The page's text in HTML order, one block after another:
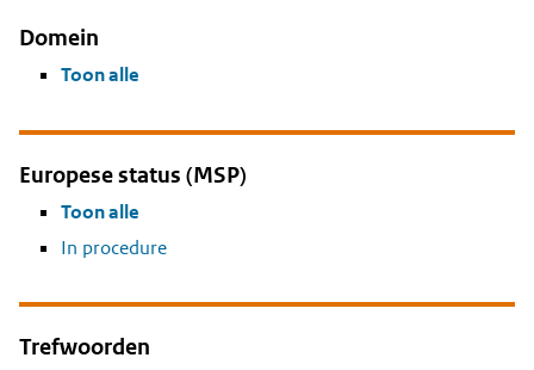
Domein
Toon alle
Europese status (MSP)
Toon alle
In procedure
Trefwoorden